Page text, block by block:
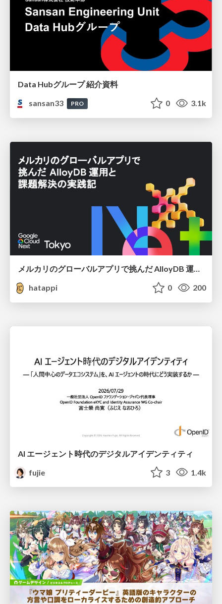
Data Hubグループ 紹介資料
sansan33
PRO 0 3.1k
メルカリのグローバルアプリで挑んだ AlloyDB 運用と課題解決の実践記
hatappi
0 200
AI エージェント時代のデジタルアイデンティティ
fujie
3 1.4k